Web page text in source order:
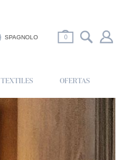
0
SPAGNOLO
TEXTILES OFERTAS